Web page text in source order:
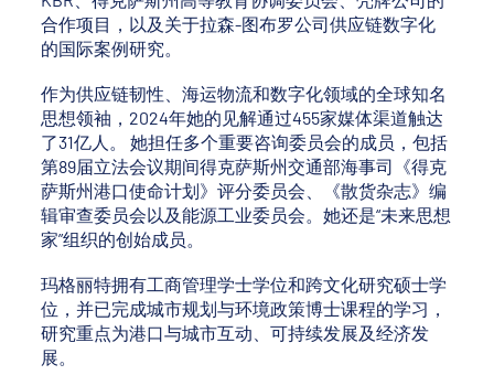
合作项目，以及关于拉森-图布罗公司供应链数字化
的国际案例研究。
作为供应链韧性、海运物流和数字化领域的全球知名
思想领袖，2024年她的见解通过455家媒体渠道触达
了31亿人。 她担任多个重要咨询委员会的成员，包括
第89届立法会议期间得克萨斯州交通部海事司《得克
萨斯州港口使命计划》评分委员会、《散货杂志》编
辑审查委员会以及能源工业委员会。她还是“未来思想
家”组织的创始成员。
玛格丽特拥有工商管理学士学位和跨文化研究硕士学
位，并已完成城市规划与环境政策博士课程的学习，
研究重点为港口与城市互动、可持续发展及经济发
展。